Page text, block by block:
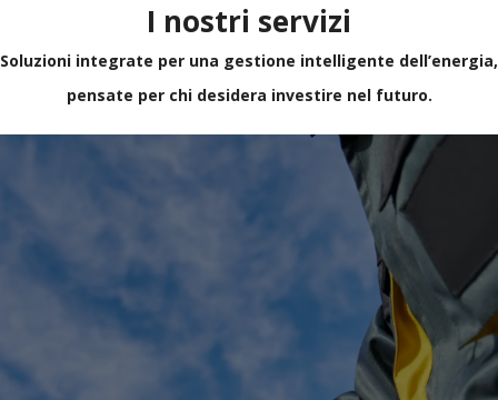
I nostri servizi
Soluzioni integrate per una gestione intelligente dell’energia,
pensate per chi desidera investire nel futuro.